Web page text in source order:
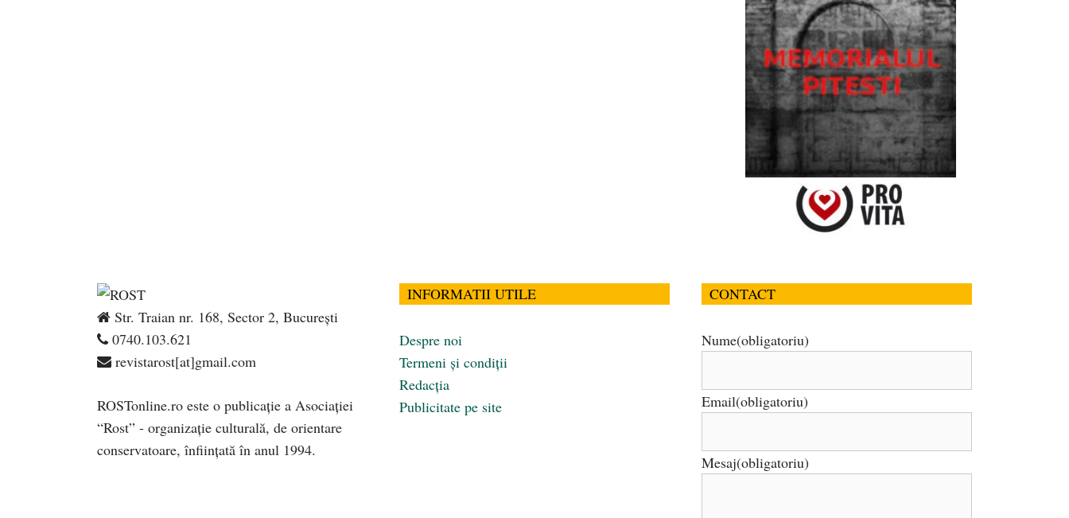
Str. Traian nr. 168, Sector 2, București
0740.103.621
revistarost[at]gmail.com
ROSTonline.ro este o publicaţie a Asociaţiei
“Rost” - organizaţie culturală, de orientare
conservatoare, înfiinţată în anul 1994.
INFORMATII UTILE
Despre noi
Termeni și condiții
Redacția
Publicitate pe site
CONTACT
Nume(obligatoriu)
Email(obligatoriu)
Mesaj(obligatoriu)